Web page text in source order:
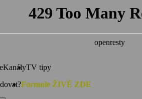
KanályTV tipy
Formule ŽIVĚ ZDE